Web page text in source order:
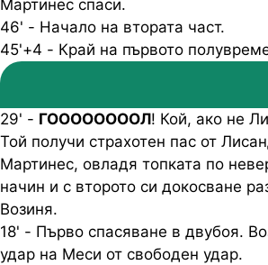
Мартинес спаси.
46' - Начало на втората част.
45'+4 - Край на първото
29' - ГООООООООЛ! Кой, ако не
Той получи страхотен пас от
Мартинес, овладя топката по
начин и с второто си докосване
Возиня.
18' - Първо спасяване в двубоя.
удар на Меси от свободен удар.